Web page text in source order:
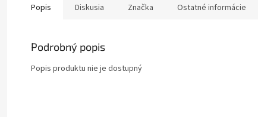
Popis Diskusia Značka Ostatné informácie
Podrobný popis
Popis produktu nie je dostupný